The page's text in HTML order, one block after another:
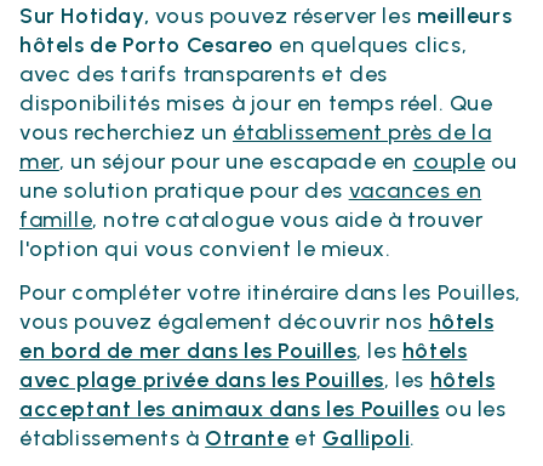
Sur Hotiday, vous pouvez réserver les meilleurs
hôtels de Porto Cesareo en quelques clics,
avec des tarifs transparents et des
disponibilités mises à jour en temps réel. Que
vous recherchiez un établissement près de la
mer, un séjour pour une escapade en couple ou
une solution pratique pour des vacances en
famille, notre catalogue vous aide à trouver
l'option qui vous convient le mieux.
Pour compléter votre itinéraire dans les Pouilles,
vous pouvez également découvrir nos hôtels
en bord de mer dans les Pouilles, les hôtels
avec plage privée dans les Pouilles, les hôtels
acceptant les animaux dans les Pouilles ou les
établissements à Otrante et Gallipoli.